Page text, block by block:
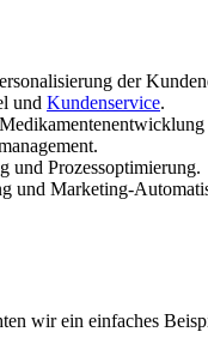
der
und Kundenservice.
und Prozessoptimierung.
und Marketing-
wir ein einfaches